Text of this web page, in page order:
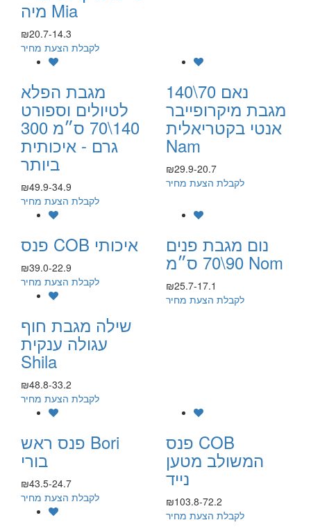
מיה Mia
₪20.7-14.3
לקבלת הצעת מחיר
נאם 70\140
מגבת מיקרופייבר
אנטי בקטריאלית
Nam
₪29.9-20.7
לקבלת הצעת מחיר
מגבת הפלא
לטיולים וספורט
140\70 ס״מ 300
גרם - איכותית
ביותר
₪49.9-34.9
לקבלת הצעת מחיר
נום מגבת פנים
90\70 ס״מ Nom
₪25.7-17.1
לקבלת הצעת מחיר
פנס COB איכותי
₪39.0-22.9
לקבלת הצעת מחיר
שילה מגבת חוף
עגולה ענקית
Shila
₪48.8-33.2
לקבלת הצעת מחיר
פנס COB
המשולב מטען
נייד
₪103.8-72.2
לקבלת הצעת מחיר
פנס ראש Bori
בורי
₪43.5-24.7
לקבלת הצעת מחיר